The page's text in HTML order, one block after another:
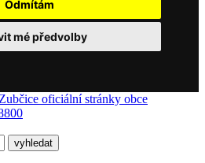
Odmítám
mé předvolby
oficiální stránky obce